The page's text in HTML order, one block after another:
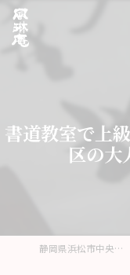
書道教室で上
区の大
静岡県浜松市中央区の書道教室なら風琳庵